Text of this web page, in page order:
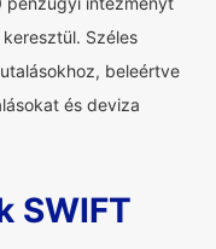
Széles
beleértve
és deviza
SWIFT